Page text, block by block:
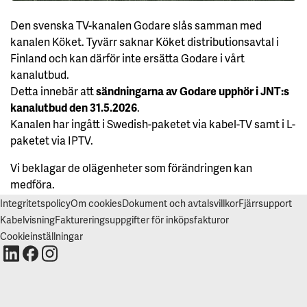
S
A
L
L
A
C
C
E
P
T
R
A
L
A
C
O
O
K
I
Den svenska TV-kanalen Godare slås samman med
kanalen Köket. Tyvärr saknar Köket distributionsavtal i
Finland och kan därför inte ersätta Godare i vårt
kanalutbud.
Detta innebär attsändningarna av Godare upphör i JNT:s
kanalutbud den 31.5.2026.
Kanalen har ingått i Swedish-paketet via kabel-TV samt i L-
paketet via IPTV.
Vi beklagar de olägenheter som förändringen kan
medföra.
IntegritetspolicyOm cookiesDokument och avtalsvillkorFjärrsupport
KabelvisningFaktureringsuppgifter för inköpsfakturor
Cookieinställningar